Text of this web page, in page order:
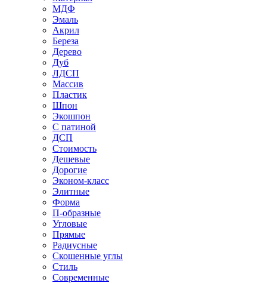
МДФ
Эмаль
Акрил
Береза
Дерево
Дуб
ЛДСП
Массив
Пластик
Шпон
Экошпон
С патиной
ДСП
Стоимость
Дешевые
Дорогие
Эконом-класс
Элитные
Форма
П-образные
Угловые
Прямые
Радиусные
Скошенные углы
Стиль
Современные